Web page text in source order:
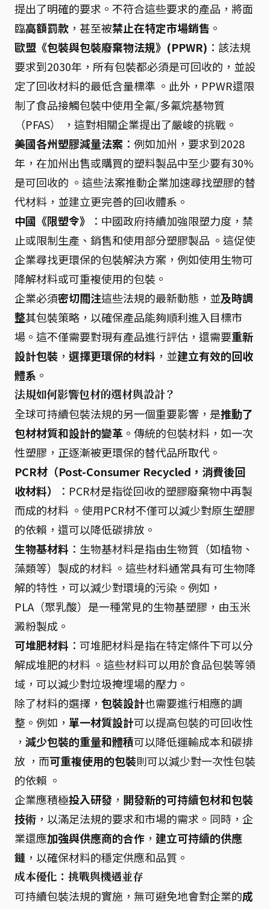
提出了明確的要求。不符合這些要求的產品，將面
臨高額罰款 ，甚至被禁止在特定市場銷售 。
歐盟《包裝與包裝廢棄物法規》(PPWR) ：該法規
要求到2030年，所有包裝都必須是可回收的，並設
定了回收材料的最低含量標準 。此外，PPWR還限
制了食品接觸包裝中使用全氟/多氟烷基物質
（PFAS） ，這對相關企業提出了嚴峻的挑戰。
美國各州塑膠減量法案 ：例如加州，要求到2028
年，在加州出售或購買的塑料製品中至少要有30%
是可回收的 。這些法案推動企業加速尋找塑膠的替
代材料，並建立更完善的回收體系。
中國《限塑令》
：中國政府持續加強限塑力度，禁
止或限制生產、銷售和使用部分塑膠製品 。這促使
企業尋找更環保的包裝解決方案，例如使用生物可
降解材料或可重複使用的包裝。
企業必須密切關注這些法規的最新動態，並及時調
整其包裝策略，以確保產品能夠順利進入目標市
場。這不僅需要對現有產品進行評估，還需要重新
設計包裝 ， 選擇更環保的材料 ，並建立有效的回收
體系 。
法規如何影響包材的選材與設計？
全球可持續包裝法規的另一個重要影響，是推動了
包材材質和設計的變革 。傳統的包裝材料，如一次
性塑膠，正逐漸被更環保的替代品所取代。
PCR材（Post-Consumer Recycled，消費後回
收材料）
：PCR材是指從回收的塑膠廢棄物中再製
而成的材料 。使用PCR材不僅可以減少對原生塑膠
的依賴，還可以降低碳排放。
生物基材料 ：生物基材料是指由生物質（如植物、
藻類等）製成的材料 。這些材料通常具有可生物降
解的特性，可以減少對環境的污染。例如，
PLA（聚乳酸）是一種常見的生物基塑膠，由玉米
澱粉製成。
可堆肥材料 ：可堆肥材料是指在特定條件下可以分
解成堆肥的材料 。這些材料可以用於食品包裝等領
域，可以減少對垃圾掩埋場的壓力。
除了材料的選擇， 包裝設計也需要進行相應的調
整。例如， 單一材質設計可以提高包裝的可回收性
， 減少包裝的重量和體積可以降低運輸成本和碳排
放 ，而可重複使用的包裝則可以減少對一次性包裝
的依賴 。
企業應積極投入研發 ， 開發新的可持續包材和包裝
技術 ，以滿足法規的要求和市場的需求。同時，企
業還應加強與供應商的合作 ， 建立可持續的供應
鏈 ，以確保材料的穩定供應和品質。
成本優化：挑戰與機遇並存
可持續包裝法規的實施，無可避免地會對企業的成